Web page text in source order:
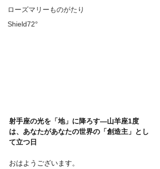
ローズマリーものがたり
Shield72°
射手座の光を「地」に降ろす—山羊座1度
は、あなたがあなたの世界の「創造主」とし
て立つ日
おはようございます。